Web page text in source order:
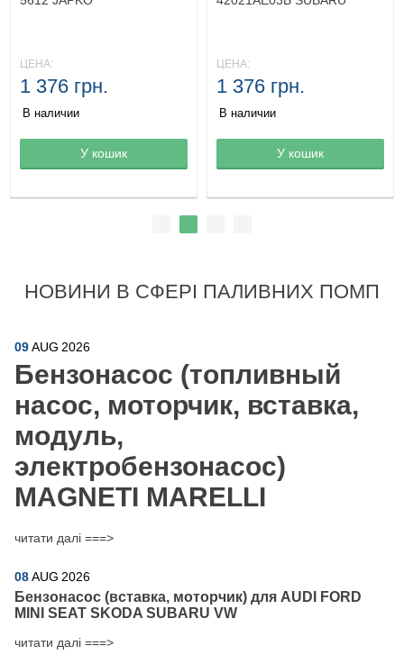
Товар в корзине
ЦЕНА:
1 376 грн.
В наличии
У кошик Товар в корзине
ЦЕНА:
1 376 грн.
В наличии
У кошик
НОВИНИ В СФЕРІ ПАЛИВНИХ ПОМП
09AUG 2026
Бензонасос (топливный
насос, моторчик, вставка,
модуль,
электробензонасос)
MAGNETI MARELLI
читати далі ===>
08AUG 2026
Бензонасос (вставка, моторчик) для AUDI FORD
MINI SEAT SKODA SUBARU VW
читати далі ===>